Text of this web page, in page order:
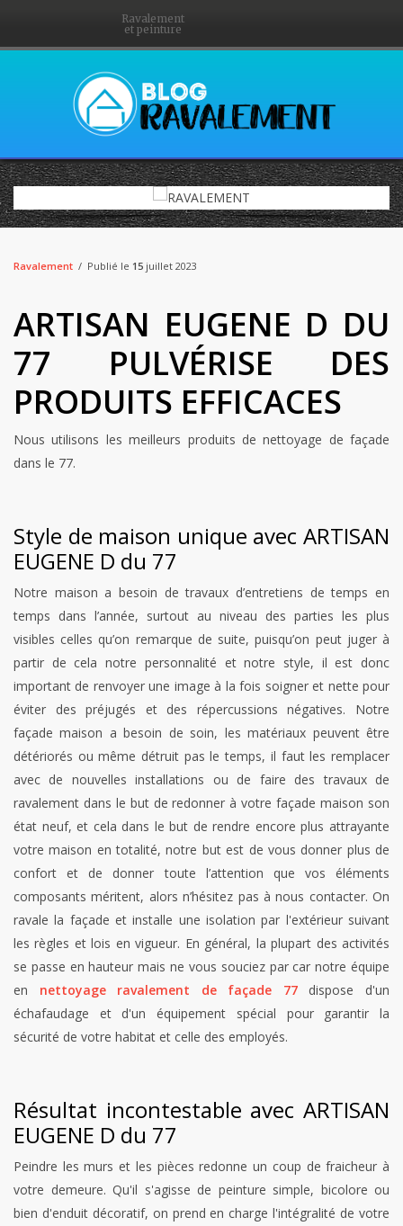
Ravalement
et peinture
Ravalement Publié le 15 juillet 2023
ARTISAN EUGENE D DU
77 PULVÉRISE DES
PRODUITS EFFICACES
Nous utilisons les meilleurs produits de nettoyage de façade
dans le 77.
Style de maison unique avec ARTISAN
EUGENE D du 77
Notre maison a besoin de travaux d’entretiens de temps en
temps dans l’année, surtout au niveau des parties les plus
visibles celles qu’on remarque de suite, puisqu’on peut juger à
partir de cela notre personnalité et notre style, il est donc
important de renvoyer une image à la fois soigner et nette pour
éviter des préjugés et des répercussions négatives. Notre
façade maison a besoin de soin, les matériaux peuvent être
détériorés ou même détruit pas le temps, il faut les remplacer
avec de nouvelles installations ou de faire des travaux de
ravalement dans le but de redonner à votre façade maison son
état neuf, et cela dans le but de rendre encore plus attrayante
votre maison en totalité, notre but est de vous donner plus de
confort et de donner toute l’attention que vos éléments
composants méritent, alors n’hésitez pas à nous contacter. On
ravale la façade et installe une isolation par l'extérieur suivant
les règles et lois en vigueur. En général, la plupart des activités
se passe en hauteur mais ne vous souciez par car notre équipe
en nettoyage ravalement de façade 77dispose d'un
échafaudage et d'un équipement spécial pour garantir la
sécurité de votre habitat et celle des employés.
Résultat incontestable avec ARTISAN
EUGENE D du 77
Peindre les murs et les pièces redonne un coup de fraicheur à
votre demeure. Qu'il s'agisse de peinture simple, bicolore ou
bien d'enduit décoratif, on prend en charge l'intégralité de votre